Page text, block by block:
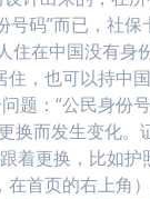
号码”而已，社
住在中国没有身
，也可以持中
题：“公民身份
换而发生变化
着更换，比如
首页的右上角